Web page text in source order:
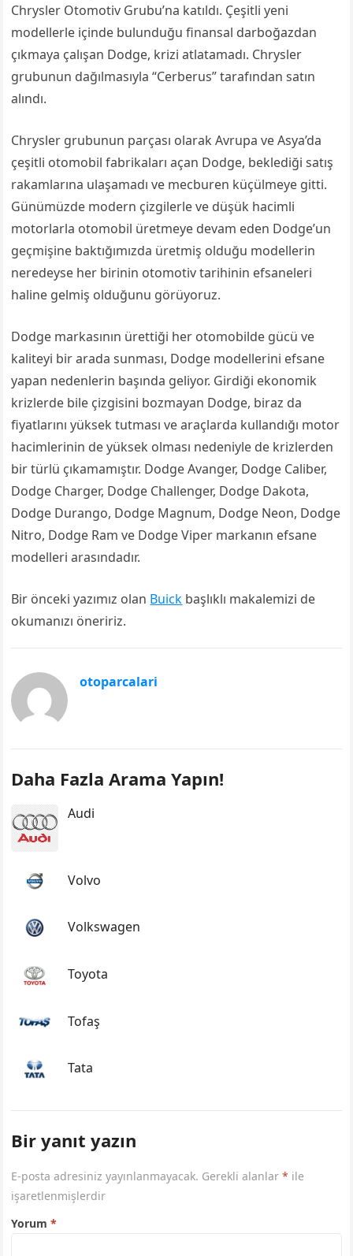
Chrysler Otomotiv Grubu’na katıldı. Çeşitli yeni
modellerle içinde bulunduğu finansal darboğazdan
çıkmaya çalışan Dodge, krizi atlatamadı. Chrysler
grubunun dağılmasıyla “Cerberus” tarafından satın
alındı.
Chrysler grubunun parçası olarak Avrupa ve Asya’da
çeşitli otomobil fabrikaları açan Dodge, beklediği satış
rakamlarına ulaşamadı ve mecburen küçülmeye gitti.
Günümüzde modern çizgilerle ve düşük hacimli
motorlarla otomobil üretmeye devam eden Dodge’un
geçmişine baktığımızda üretmiş olduğu modellerin
neredeyse her birinin otomotiv tarihinin efsaneleri
haline gelmiş olduğunu görüyoruz.
Dodge markasının ürettiği her otomobilde gücü ve
kaliteyi bir arada sunması, Dodge modellerini efsane
yapan nedenlerin başında geliyor. Girdiği ekonomik
krizlerde bile çizgisini bozmayan Dodge, biraz da
fiyatlarını yüksek tutması ve araçlarda kullandığı motor
hacimlerinin de yüksek olması nedeniyle de krizlerden
bir türlü çıkamamıştır. Dodge Avanger, Dodge Caliber,
Dodge Charger, Dodge Challenger, Dodge Dakota,
Dodge Durango, Dodge Magnum, Dodge Neon, Dodge
Nitro, Dodge Ram ve Dodge Viper markanın efsane
modelleri arasındadır.
Bir önceki yazımız olan Buick başlıklı makalemizi de
okumanızı öneririz.
otoparcalari
Daha Fazla Arama Yapın!
Audi
Volvo
Volkswagen
Toyota
Tofaş
Tata
Bir yanıt yazın
E-posta adresiniz yayınlanmayacak. Gerekli alanlar* ile
işaretlenmişlerdir
Yorum*